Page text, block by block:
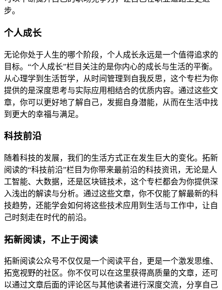
步。
个人成长
无论你处于人生的哪个阶段，个人成长永远是一个值得追求的
目标。“个人成长”栏目关注的是你内心的成长与生活的平衡。
从心理学到生活哲学，从时间管理到自我反思，这个专栏为你
提供的是深度思考与实际应用相结合的优质内容。通过这些文
章，你可以更好地了解自己，发掘自身潜能，从而在生活中找
到更大的幸福与满足。
科技前沿
随着科技的发展，我们的生活方式正在发生巨大的变化。拓新
阅读的“科技前沿”栏目为你带来最前沿的科技资讯，无论是人
工智能、大数据，还是区块链技术，这个专栏都会为你提供深
入浅出的解读与分析。通过这些文章，你不仅能了解最新的科
技趋势，还能学会如何将这些技术应用到生活与工作中，让自
己时刻走在时代的前沿。
拓新阅读，不止于阅读
拓新阅读公众号不仅仅是一个阅读平台，更是一个激发思维、
拓宽视野的社区。你不仅可以在这里获得高质量的文章，还可
以通过文章后面的评论区与其他读者进行深度交流，分享自己